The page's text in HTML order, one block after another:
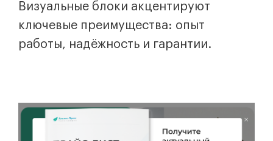
Визуальные блоки акцентируют
ключевые преимущества: опыт
работы, надёжность и гарантии.